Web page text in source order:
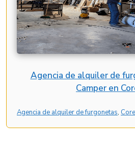
Agencia de alquiler de
Camper en
Agencia de alquiler de furgonetas,